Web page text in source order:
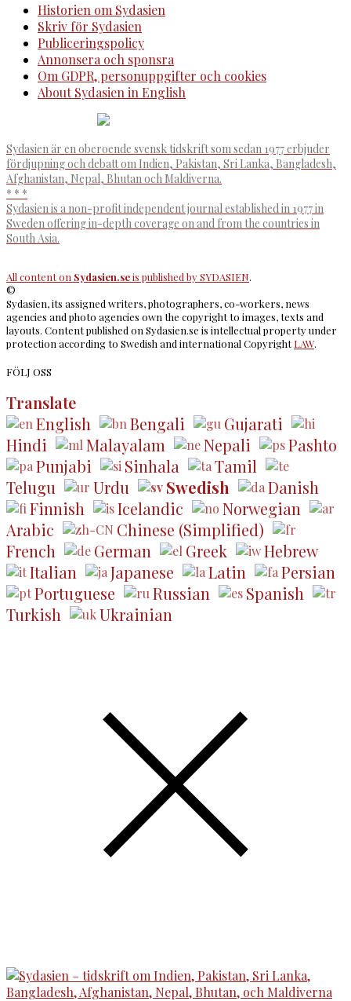
Historien om Sydasien
Skriv för Sydasien
Publiceringspolicy
Annonsera och sponsra
Om GDPR, personuppgifter och cookies
About Sydasien in English
Sydasien är en oberoende svensk tidskrift som sedan 1977 erbjuder
fördjupning och debatt om Indien, Pakistan, Sri Lanka, Bangladesh,
Afghanistan, Nepal, Bhutan och Maldiverna.
* * *
Sydasien is a non-profit independent journal established in 1977 in
Sweden offering in-depth coverage on and from the countries in
South Asia.
All content on Sydasien.seis published bySYDASIEN.
©
Sydasien, its assigned writers, photographers, co-workers, news
agencies and photo agencies own the copyright to images, texts and
layouts. Content published on Sydasien.se is intellectual property under
protection according to Swedish and international CopyrightLAW.
FÖLJ OSS
Translate
English
Bengali
Gujarati
Hindi
Malayalam Nepali
Pashto
Punjabi
Sinhala
Tamil
Telugu
Urdu Swedish
Danish
Finnish
Icelandic
Norwegian
Arabic
Chinese (Simplified)
French
German Greek
Hebrew
Italian
Japanese Latin
Persian
Portuguese
Russian
Spanish
Turkish
Ukrainian